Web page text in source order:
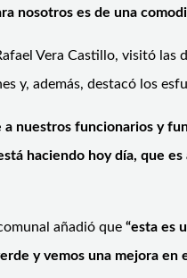
nosotros es de una
Vera Castillo, visitó
y, además, destacó los
nuestros funcionarios y
haciendo hoy día, que
añadió que “esta es
y vemos una mejora en